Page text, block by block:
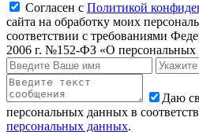
Согласен с Политикой
сайта на обработку моих
соответствии с требованиями
2006 г. №152-ФЗ «О персональных
Даю
персональных данных в
персональных данных.